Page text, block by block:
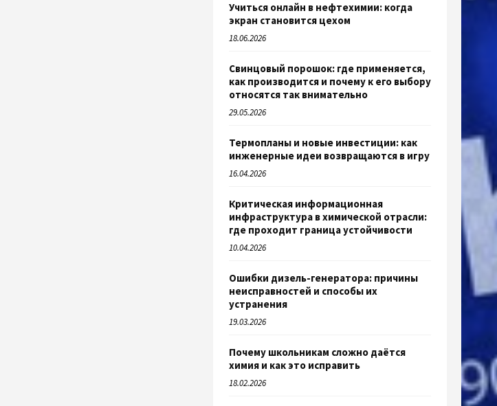
Учиться онлайн в нефтехимии: когда
экран становится цехом
18.06.2026
Свинцовый порошок: где применяется,
как производится и почему к его выбору
относятся так внимательно
29.05.2026
Термопланы и новые инвестиции: как
инженерные идеи возвращаются в игру
16.04.2026
Критическая информационная
инфраструктура в химической отрасли:
где проходит граница устойчивости
10.04.2026
Ошибки дизель-генератора: причины
неисправностей и способы их
устранения
19.03.2026
Почему школьникам сложно даётся
химия и как это исправить
18.02.2026